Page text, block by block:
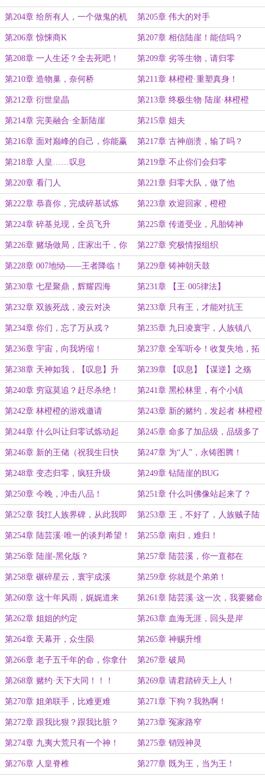
第204章 给所有人，一个做鬼的机
会
第205章 伟大的对手
第206章 惊悚商K 第207章 相信陆崖！能信吗？
第208章 一人生还？全去死吧！ 第209章 劣等生物，请归零
第210章 造物巢，奈何桥 第211章 林橙橙·重塑真身！
第212章 衍世皇晶 第213章 终极生物·陆崖·林橙橙
第214章 完美融合·全新陆崖 第215章 姐夫
第216章 面对巅峰的自己，你能赢
吗？
第217章 古神崩溃，输了吗？
第218章 人皇……叹息 第219章 不止你们会归零
第220章 看门人 第221章 归零大队，做了他
第222章 恭喜你，完成碎基试炼 第223章 欢迎回家，橙橙
第224章 碎基兑现，全员飞升 第225章 传道受业，凡胎铸神
第226章 赌场做局，庄家出千，你
赢不了！
第227章 究极情报组织
第228章 007地恸——王者降临！ 第229章 铸神朝天鼓
第230章 七星聚鼎，辉耀四海 第231章 【王·005律法】
第232章 双族死战，凌云对决 第233章 只有王，才能对抗王
第234章 你们，忘了万从戎？ 第235章 九日凌寰宇，人族镇八
荒！
第236章 宇宙，向我坍缩！ 第237章 全军听令！收复失地，拓
土开疆！
第238章 天神如我，【叹息】升
阶！
第239章 【叹息】【谋逆】之殇
第240章 穷寇莫追？赶尽杀绝！ 第241章 黑松林里，有个小镇
第242章 林橙橙的游戏邀请 第243章 新的赌约，发起者·林橙橙
第244章 什么叫让归零试炼动起
来？
第245章 命多了加品级，品级多了
加命
第246章 新的王储（祝我生日快
乐）
第247章 为“人”，永铸图腾！
第248章 变态归零，疯狂升级 第249章 钻陆崖的BUG
第250章 今晚，冲击八品！ 第251章 什么叫佛像站起来了？
第252章 我扛人族界碑，从此我即
边关！
第253章 王，不好了，人族贼子陆
崖来了！
第254章 陆芸溪·唯一的谈判希望！ 第255章 南归，难归！
第256章 陆崖-黑化版？ 第257章 陆芸溪，你一直都在
第258章 碾碎星云，寰宇成溪 第259章 你就是个弟弟！
第260章 这十年风雨，娓娓道来 第261章 陆芸溪·这一次，我要赌命
第262章 姐姐的约定 第263章 血海无涯，回头是岸
第264章 天幕开，众生陨 第265章 神赐升维
第266章 老子五千年的命，你拿什
么跟我玩！
第267章 破局
第268章 赌约·天下大同！！！ 第269章 请君踏碎天上人！
第270章 姐弟联手，比难更难 第271章 下狗？我熟啊！
第272章 跟我比狠？跟我比脏？ 第273章 冤家路窄
第274章 九夷大荒只有一个神！ 第275章 销毁神灵
第276章 人皇脊椎 第277章 既为王，当为王！